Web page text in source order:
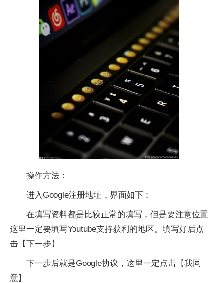
操作方法：
进入Google注册地址，界面如下：
在填写资料都是比较正常的填写，但是要注意位置
这里一定要填写Youtube支持获利的地区。填写好后点
击【下一步】
下一步后就是Google协议，这里一定点击【我同
意】